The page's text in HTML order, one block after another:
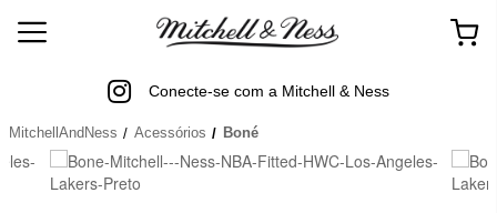
Conecte-se com a Mitchell & Ness
MitchellAndNess Acessórios Boné